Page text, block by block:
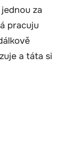
za
pracuju
a táta si